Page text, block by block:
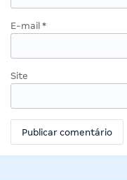
E-mail *
Site